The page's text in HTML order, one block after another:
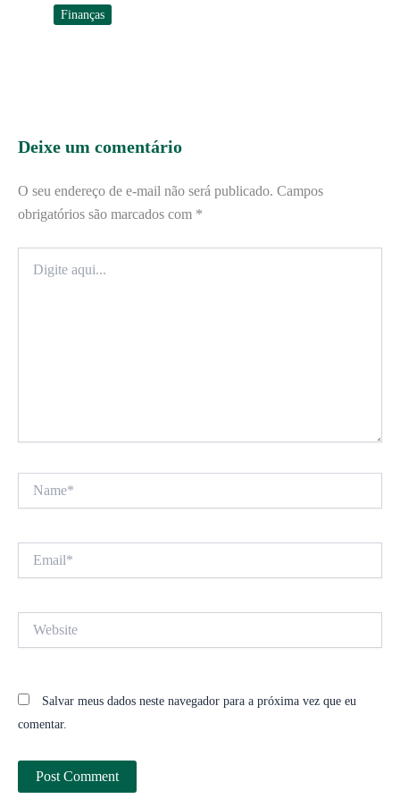
Finanças
Deixe um comentário
O seu endereço de e-mail não será publicado. Campos
obrigatórios são marcados com *
aqui...
Salvar meus dados neste navegador para a próxima vez que eu
comentar.